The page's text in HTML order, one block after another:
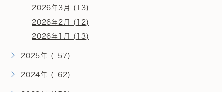
2026年3月 (13)
2026年2月 (12)
2026年1月 (13)
2025年 (157)
2024年 (162)